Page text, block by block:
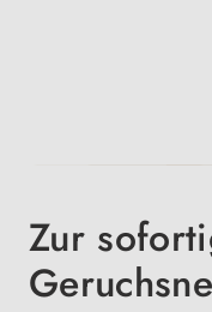
Zur